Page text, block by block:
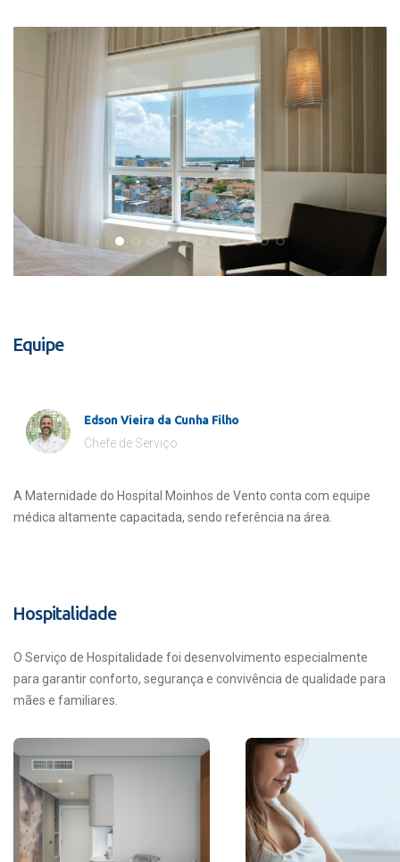
Equipe
Edson Vieira da Cunha Filho
Chefe de Serviço
A Maternidade do Hospital Moinhos de Vento conta com equipe
médica altamente capacitada, sendo referência na área.
Hospitalidade
O Serviço de Hospitalidade foi desenvolvimento especialmente
para garantir conforto, segurança e convivência de qualidade para
mães e familiares.